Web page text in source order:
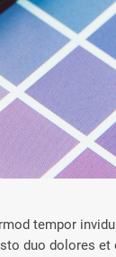
tempor
duo dolores et